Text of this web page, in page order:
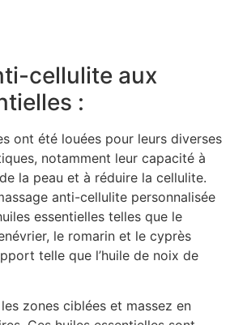
cellulite aux
:
ont été louées pour leurs diverses
notamment leur capacité à
la peau et à réduire la cellulite.
anti-cellulite personnalisée
essentielles telles que le
le romarin et le cyprès
telle que l’huile de noix de
zones ciblées et massez en